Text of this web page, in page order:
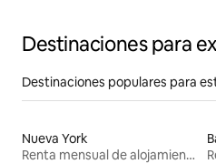
Destinaciones para
Destinaciones populares para
Nueva York
Renta mensual de alojamientos